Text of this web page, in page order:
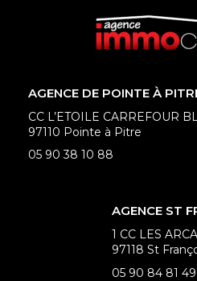
AGENCE DE POINTE À
CC L’ETOILE CARREFOUR
97110 Pointe à Pitre
05 90 38 10 88
AGENCE ST
1 CC LES
97118 St
05 90 84 81 49